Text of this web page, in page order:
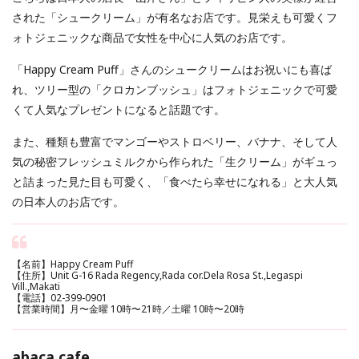
された「シュークリーム」が有名なお店です。見栄えも可愛くフ
ォトジェニックな商品で女性を中心に人気のお店です。
「Happy Cream Puff」さんのシュークリームはお祝いにも喜ば
れ、ツリー型の「クロカンブッシュ」はフォトジェニックで可愛
くて人気なプレゼントになると話題です。
また、種類も豊富でマンゴーやストロベリー、バナナ、そして人
気の秘密フレッシュミルクから作られた「生クリーム」がギュっ
と詰まった見た目も可愛く、「食べたら幸せになれる」と大人気
の日本人のお店です。
【名前】Happy Cream Puff
【住所】Unit G-16 Rada Regency,Rada cor.Dela Rosa St.,Legaspi
Vill.,Makati
【電話】02-399-0901
【営業時間】月〜金曜 10時〜21時／土曜 10時〜20時